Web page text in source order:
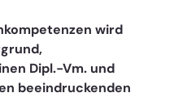
wird
Dipl.-Vm. und
beeindruckenden